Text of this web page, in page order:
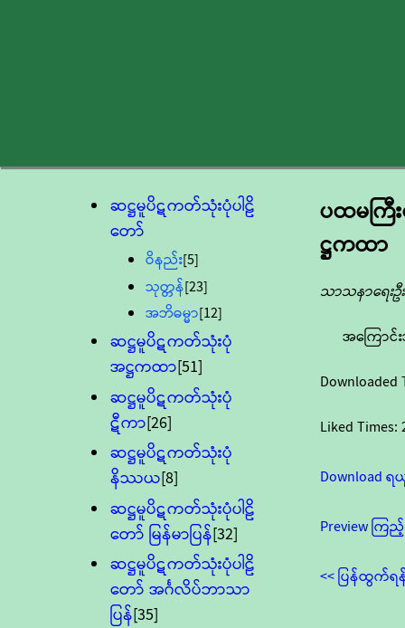
ဆဋ္ဌမူပိဋကတ်သုံးပုံပါဠိ
တော်
ဝိနည်း[5]
သုတ္တန်[23]
အဘိဓမ္မာ[12]
ဆဋ္ဌမူပိဋကတ်သုံးပုံ
အဋ္ဌကထာ[51]
ဆဋ္ဌမူပိဋကတ်သုံးပုံ
ဋီကာ[26]
ဆဋ္ဌမူပိဋကတ်သုံးပုံ
နိဿယ[8]
ဆဋ္ဌမူပိဋကတ်သုံးပုံပါဠိ
တော် မြန်မာပြန်[32]
ဆဋ္ဌမူပိဋကတ်သုံးပုံပါဠိ
တော် အင်္ဂလိပ်ဘာသာ
ပြန်[35]
ပထမကြီ
ဋ္ဌကထာ
သာသနာရေးဦ
အကြောင်
Downloaded
Liked Times:
Download
Preview ကြ
<< ပြန်ထွက်ရ